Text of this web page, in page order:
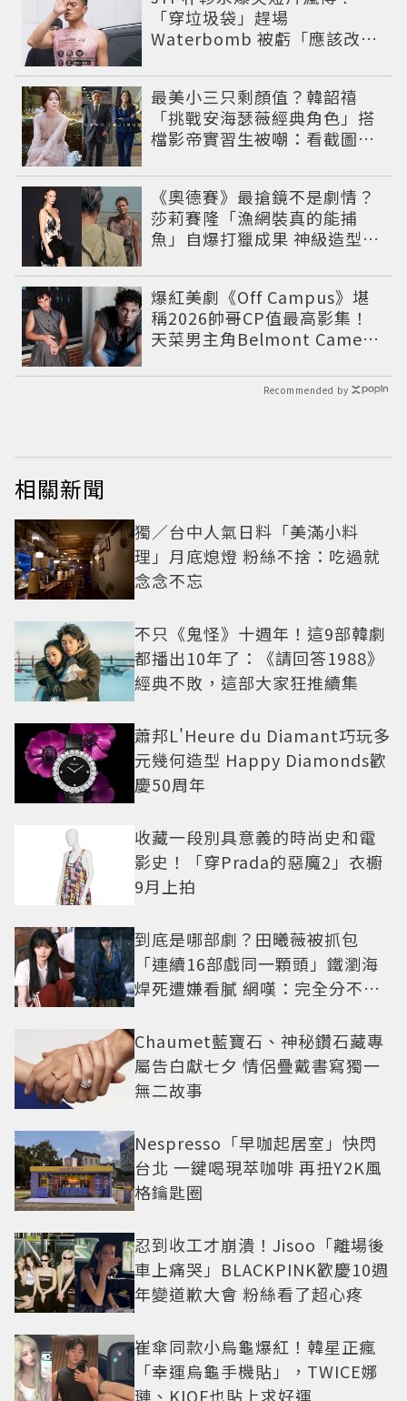
「穿垃圾袋」趕場
Waterbomb 被虧「應該改名
最美小三只剩顏值？韓韶禧
「挑戰安海瑟薇經典角色」搭
檔影帝實習生被嘲：看截圖就
《奧德賽》最搶鏡不是劇情？
莎莉賽隆「漁網裝真的能捕
魚」自爆打獵成果 神級造型美
爆紅美劇《Off Campus》堪
稱2026帥哥CP值最高影集！
天菜男主角Belmont Cameli
滿費洛蒙
Recommended by
相關新聞
獨／台中人氣日料「美滿小料
理」月底熄燈 粉絲不捨：吃過就
念念不忘
不只《鬼怪》十週年！這9部韓劇
都播出10年了：《請回答1988》
經典不敗，這部大家狂推續集
蕭邦L'Heure du Diamant巧玩多
元幾何造型 Happy Diamonds歡
慶50周年
收藏一段別具意義的時尚史和電
影史！「穿Prada的惡魔2」衣櫥
9月上拍
到底是哪部劇？田曦薇被抓包
「連續16部戲同一顆頭」鐵瀏海
焊死遭嫌看膩 網嘆：完全分不出
Chaumet藍寶石、神秘鑽石藏專
屬告白獻七夕 情侶疊戴書寫獨一
無二故事
Nespresso「早咖起居室」快閃
台北 一鍵喝現萃咖啡 再扭Y2K風
格鑰匙圈
忍到收工才崩潰！Jisoo「離場後
車上痛哭」BLACKPINK歡慶10週
年變道歉大會 粉絲看了超心疼
崔傘同款小烏龜爆紅！韓星正瘋
「幸運烏龜手機貼」，TWICE娜
璉、KIOF也貼上求好運